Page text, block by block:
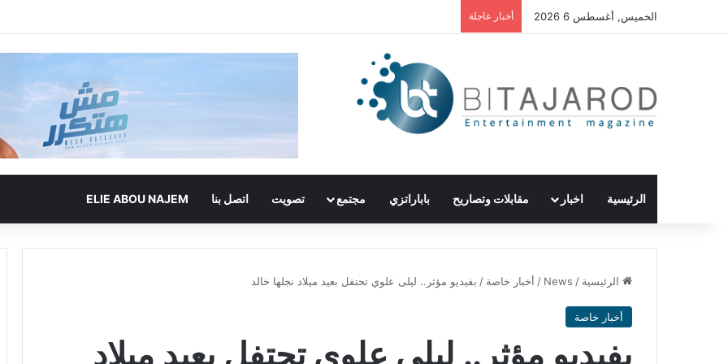
الخميس, أغسطس 6 2026 أخبار عاجلة
الرئيسية اخبار مقابلات وتصاريح باباراتزي مجتمع تصويت اتصل بنا ELIE ABOU NAJEM
الرئيسية /
News
/ أخبار خاصة / بفيديو مؤثر.. ليلى علوي تحتفل بعيد ميلاد نجلها خالد
أخبار خاصة
بفيديو مؤثر.. ليلى علوي تحتفل بعيد ميلاد